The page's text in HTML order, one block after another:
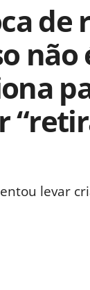
de
não
levar